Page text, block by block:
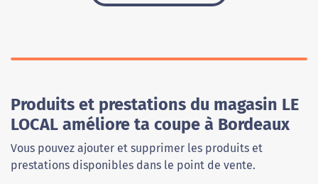
Produits et prestations du magasin LE
LOCAL améliore ta coupe à Bordeaux
Vous pouvez ajouter et supprimer les produits et
prestations disponibles dans le point de vente.